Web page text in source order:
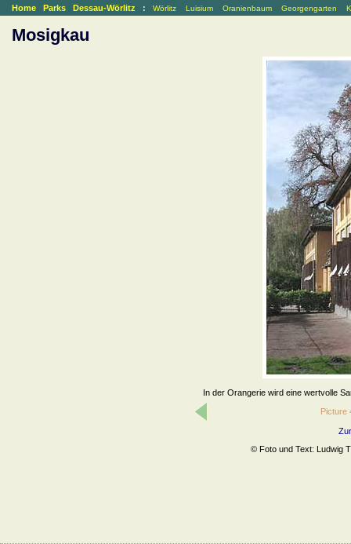
Home Parks Dessau-Wörlitz : Wörlitz Luisium Oranienbaum Georgengarten
Mosigkau
In der Orangerie wird eine wertvolle
© Foto und Text: Ludwig